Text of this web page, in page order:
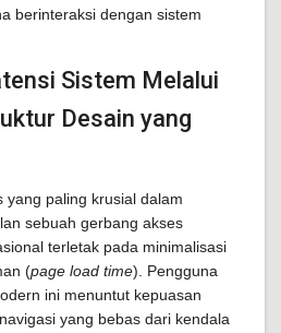
berinteraksi dengan sistem
Sistem Melalui
Desain yang
yang paling krusial dalam
sebuah gerbang akses
terletak pada minimalisasi
(page load time). Pengguna
ini menuntut kepuasan
yang bebas dari kendala